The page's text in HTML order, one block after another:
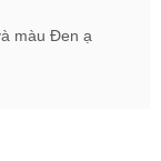
tích hợp 3 đèn
cực tốt.
11 còn được tích
và quay phim
màu Đen ạ